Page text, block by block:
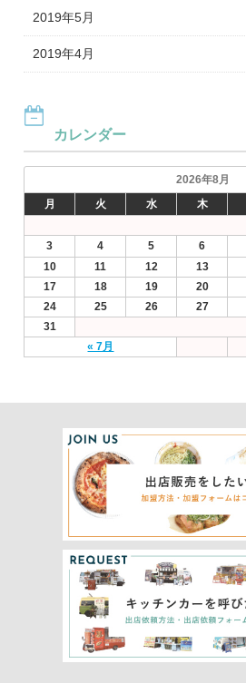
2019年5月
2019年4月
カレンダー
2026年8月
月
火 水 木
« 7月
3
4 5 6
10
11 12 13
17
18 19 20
24
25 26 27
31